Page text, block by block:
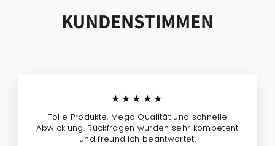
KUNDENSTIMMEN
★★★★★
Tolle Produkte, Mega Qualität und schnelle
Abwicklung. Rückfragen wurden sehr kompetent
und freundlich beantwortet.